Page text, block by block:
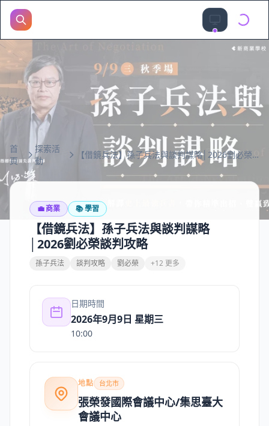
首
頁
探索活
動
【借鏡兵法】孫子兵法與談判謀略│2026劉必榮談判攻略
💼商業 📚學習
【借鏡兵法】孫子兵法與談判謀略
│2026劉必榮談判攻略
孫子兵法 談判攻略 劉必榮 +12 更多
日期時間
2026年9月9日 星期三
10:00
地點 台北市
張榮發國際會議中心/集思臺大
會議中心